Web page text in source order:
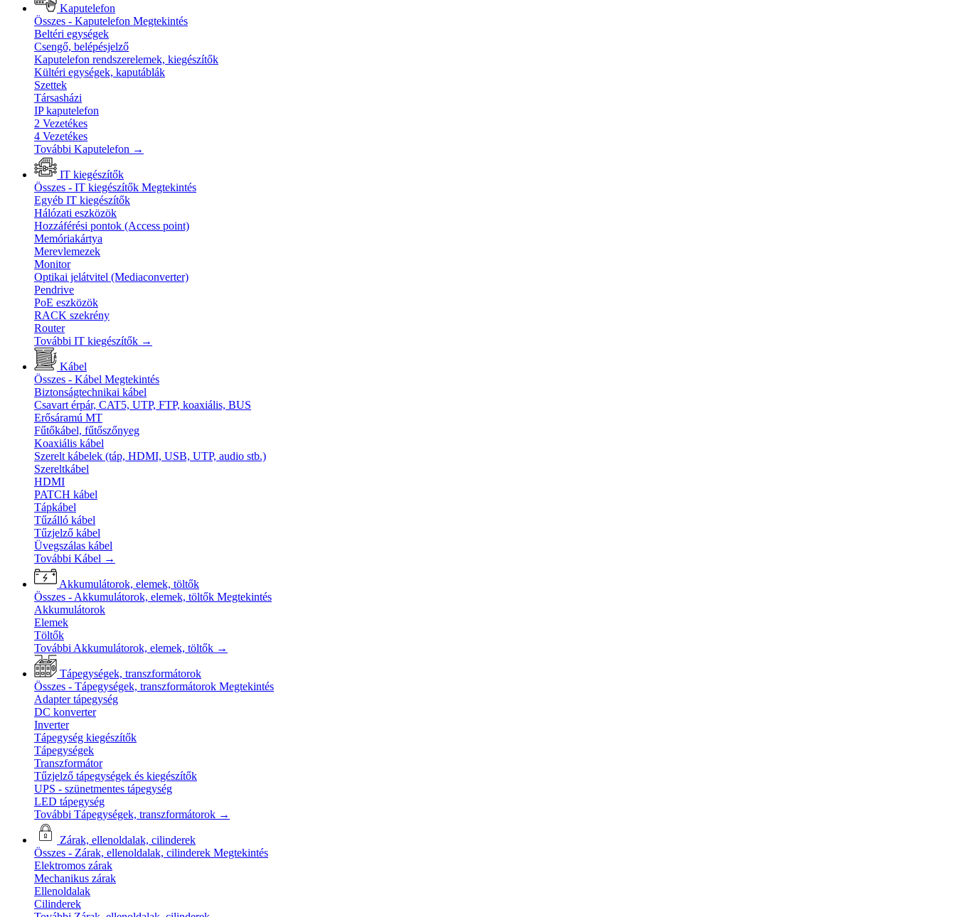
Kaputelefon
Összes - Kaputelefon Megtekintés
Beltéri egységek
Csengő, belépésjelző
Kaputelefon rendszerelemek, kiegészítők
Kültéri egységek, kaputáblák
Szettek
Társasházi
IP kaputelefon
2 Vezetékes
4 Vezetékes
További Kaputelefon →
IT kiegészítők
Összes - IT kiegészítők Megtekintés
Egyéb IT kiegészítők
Hálózati eszközök
Hozzáférési pontok (Access point)
Memóriakártya
Merevlemezek
Monitor
Optikai jelátvitel (Mediaconverter)
Pendrive
PoE eszközök
RACK szekrény
Router
További IT kiegészítők →
Kábel
Összes - Kábel Megtekintés
Biztonságtechnikai kábel
Csavart érpár, CAT5, UTP, FTP, koaxiális, BUS
Erősáramú MT
Fűtőkábel, fűtőszőnyeg
Koaxiális kábel
Szerelt kábelek (táp, HDMI, USB, UTP, audio stb.)
Szereltkábel
HDMI
PATCH kábel
Tápkábel
Tűzálló kábel
Tűzjelző kábel
Üvegszálas kábel
További Kábel →
Akkumulátorok, elemek, töltők
Összes - Akkumulátorok, elemek, töltők Megtekintés
Akkumulátorok
Elemek
Töltők
További Akkumulátorok, elemek, töltők →
Tápegységek, transzformátorok
Összes - Tápegységek, transzformátorok Megtekintés
Adapter tápegység
DC konverter
Inverter
Tápegység kiegészítők
Tápegységek
Transzformátor
Tűzjelző tápegységek és kiegészítők
UPS - szünetmentes tápegység
LED tápegység
További Tápegységek, transzformátorok →
Zárak, ellenoldalak, cilinderek
Összes - Zárak, ellenoldalak, cilinderek Megtekintés
Elektromos zárak
Mechanikus zárak
Ellenoldalak
Cilinderek